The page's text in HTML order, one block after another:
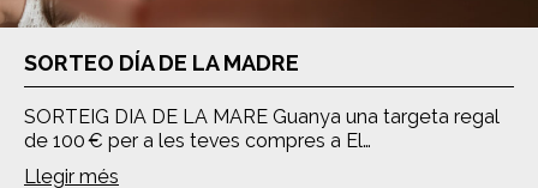
SORTEO DÍA DE LA MADRE
SORTEIG DIA DE LA MARE Guanya una targeta regal
de 100 € per a les teves compres a El…
Llegir més